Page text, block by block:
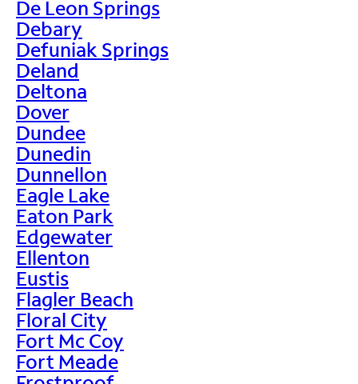
De Leon Springs
Debary
Defuniak Springs
Deland
Deltona
Dover
Dundee
Dunedin
Dunnellon
Eagle Lake
Eaton Park
Edgewater
Ellenton
Eustis
Flagler Beach
Floral City
Fort Mc Coy
Fort Meade